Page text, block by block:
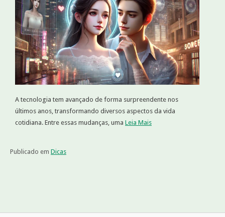
A tecnologia tem avançado de forma surpreendente nos
últimos anos, transformando diversos aspectos da vida
cotidiana. Entre essas mudanças, uma Leia Mais
Publicado em Dicas